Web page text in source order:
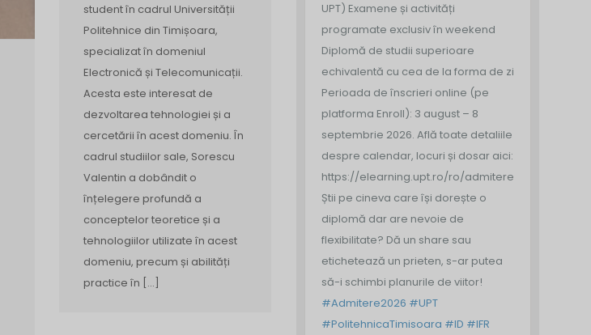
student în cadrul Universității
Politehnice din Timișoara,
specializat în domeniul
Electronică și Telecomunicații.
Acesta este interesat de
dezvoltarea tehnologiei și a
cercetării în acest domeniu. În
cadrul studiilor sale, Sorescu
Valentin a dobândit o
înțelegere profundă a
conceptelor teoretice și a
tehnologiilor utilizate în acest
domeniu, precum și abilități
practice în […]
UPT) Examene și activități
programate exclusiv în weekend
Diplomă de studii superioare
echivalentă cu cea de la forma de zi
Perioada de înscrieri online (pe
platforma Enroll): 3 august – 8
septembrie 2026. Află toate detaliile
despre calendar, locuri și dosar aici:
https://elearning.upt.ro/ro/admitere/
Știi pe cineva care își dorește o
diplomă dar are nevoie de
flexibilitate? Dă un share sau
etichetează un prieten, s-ar putea
să-i schimbi planurile de viitor!
#Admitere2026 #UPT
#PolitehnicaTimisoara #ID #IFR